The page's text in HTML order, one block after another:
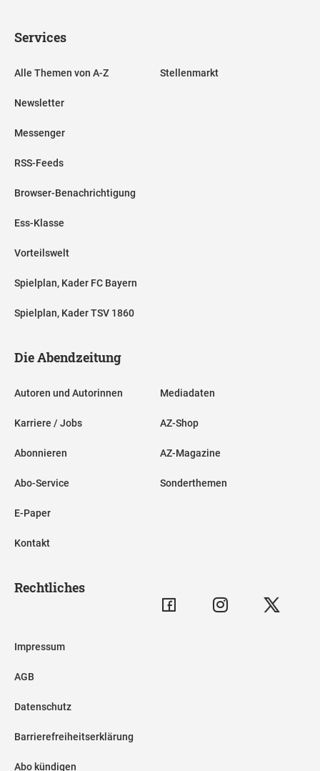
Services
Alle Themen von A-Z
Newsletter
Messenger
RSS-Feeds
Browser-Benachrichtigung
Ess-Klasse
Vorteilswelt
Spielplan, Kader FC Bayern
Spielplan, Kader TSV 1860
Stellenmarkt
Die Abendzeitung
Autoren und Autorinnen
Karriere / Jobs
Abonnieren
Abo-Service
E-Paper
Kontakt
Mediadaten
AZ-Shop
AZ-Magazine
Sonderthemen
Rechtliches
Impressum
AGB
Datenschutz
Barrierefreiheitserklärung
Abo kündigen